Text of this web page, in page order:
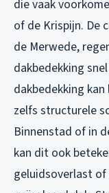
die vaak
of de Krispijn. De
de Merwede,
dakbedekking
dakbedekking
zelfs structurele
Binnenstad of in
kan dit ook
geluidsoverlast of